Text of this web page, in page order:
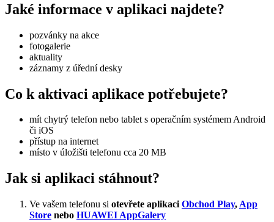
Jaké informace v aplikaci najdete?
pozvánky na akce
fotogalerie
aktuality
záznamy z úřední desky
Co k aktivaci aplikace potřebujete?
mít chytrý telefon nebo tablet s operačním systémem Android
či iOS
přístup na internet
místo v úložišti telefonu cca 20 MB
Jak si aplikaci stáhnout?
Ve vašem telefonu si otevřete aplikaci Obchod Play, App
Store nebo HUAWEI AppGalery